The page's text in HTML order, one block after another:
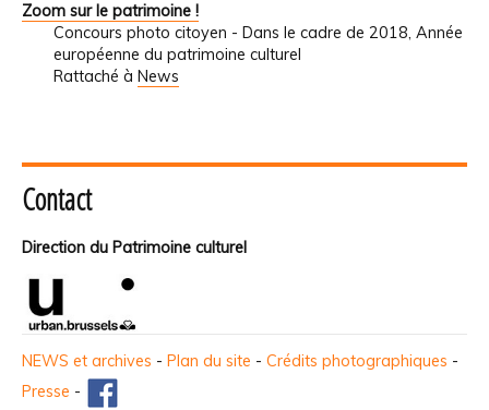
Zoom sur le patrimoine !
Concours photo citoyen - Dans le cadre de 2018, Année
européenne du patrimoine culturel
Rattaché à News
Contact
Direction du Patrimoine culturel
NEWS et archives - Plan du site - Crédits photographiques -
Presse -